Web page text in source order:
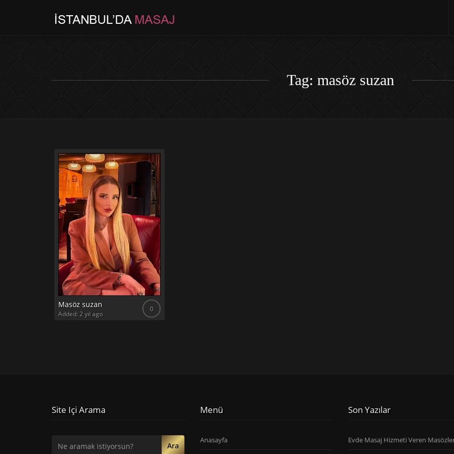
Tag: masöz suzan
Masöz suzan 0
Added: 2 yıl ago
Site Içi Arama
Ara
Menü
Anasayfa
Son Yazılar
Evde Masaj Hizmeti Veren